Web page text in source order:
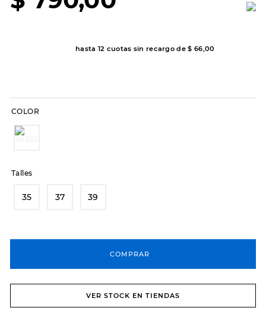
hasta 12 cuotas sin recargo de$ 66,00
COLOR
Talles
35 37 39
COMPRAR
VER STOCK EN TIENDAS